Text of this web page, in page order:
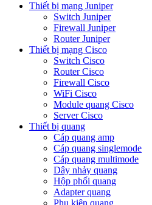
Thiết bị mạng Juniper
Switch Juniper
Firewall Juniper
Router Juniper
Thiết bị mạng Cisco
Switch Cisco
Router Cisco
Firewall Cisco
WiFi Cisco
Module quang Cisco
Server Cisco
Thiết bị quang
Cáp quang amp
Cáp quang singlemode
Cáp quang multimode
Dây nhảy quang
Hộp phối quang
Adapter quang
Phụ kiện quang